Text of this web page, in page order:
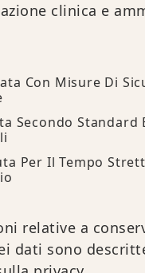
clinica e
Con Misure Di
Secondo Standard
Per Il Tempo
relative a
dati sono